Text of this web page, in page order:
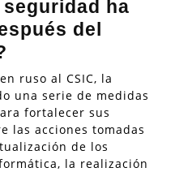
ha
del
ruso al CSIC, la
una serie de medidas
fortalecer sus
las acciones tomadas
de los
la realización